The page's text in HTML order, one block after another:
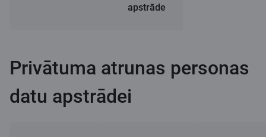
apstrāde
Privātuma atrunas personas
datu apstrādei